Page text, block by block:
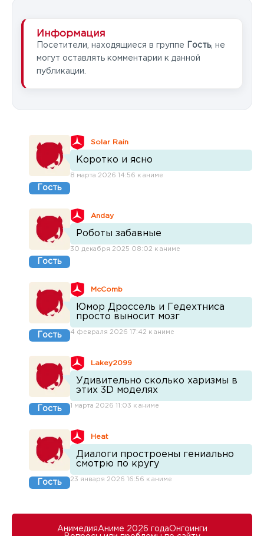
Информация
Посетители, находящиеся в группе Гость, не
могут оставлять комментарии к данной
публикации.
Гость
Solar Rain
Коротко и ясно
8 марта 2026 14:56 к аниме
Гость
Anday
Роботы забавные
30 декабря 2025 08:02 к аниме
Гость
McComb
Юмор Дроссель и Гедехтниса
просто выносит мозг
4 февраля 2026 17:42 к аниме
Гость
Lakey2099
Удивительно сколько харизмы в
этих 3D моделях
1 марта 2026 11:03 к аниме
Гость
Heat
Диалоги простроены гениально
смотрю по кругу
23 января 2026 16:56 к аниме
АнимедияАниме 2026 годаОнгоинги